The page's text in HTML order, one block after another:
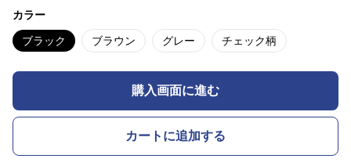
カラー
ブラック ブラウン グレー チェック柄
購入画面に進む
カートに追加する